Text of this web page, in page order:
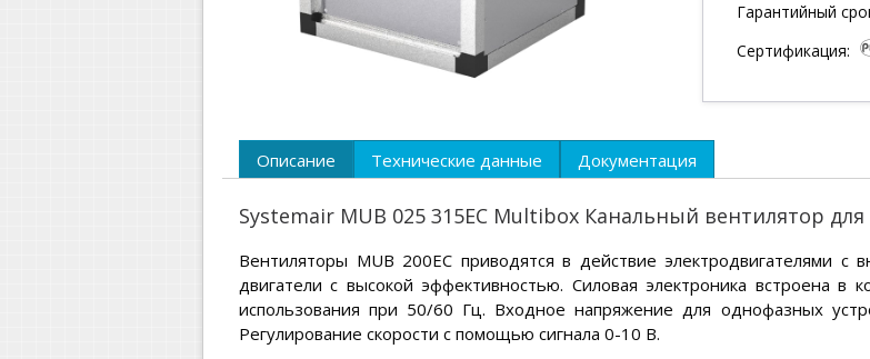
Гарантийный
Сертификация:
Описание Технические данные Документация
Systemair MUB 025 315EC Multibox Канальный вентилятор
Вентиляторы MUB 200EC приводятся в действие электродвигателями
двигатели с высокой эффективностью. Силовая электроника встроена в
использования при 50/60 Гц. Входное напряжение для однофазных
Регулирование скорости с помощью сигнала 0-10 В.